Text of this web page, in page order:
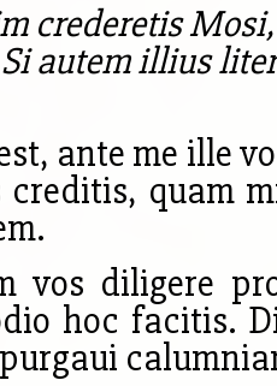
crederetis
autem illius
ante me ille
creditis, quam
vos diligere
hoc facitis.